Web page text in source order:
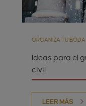
ORGANIZA TU BODA
Ideas para el
civil
LEER MÁS